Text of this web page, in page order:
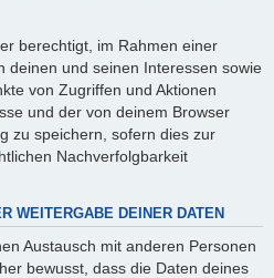
berechtigt, im Rahmen einer
deinen und seinen Interessen sowie
von Zugriffen und Aktionen
und der von deinem Browser
zu speichern, sofern dies zur
Nachverfolgbarkeit
WEITERGABE DEINER DATEN
Austausch mit anderen Personen
bewusst, dass die Daten deines